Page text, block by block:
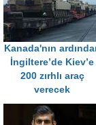
Kanada'nın
İngiltere’de Kiev’e
200 zırhlı araç
verecek